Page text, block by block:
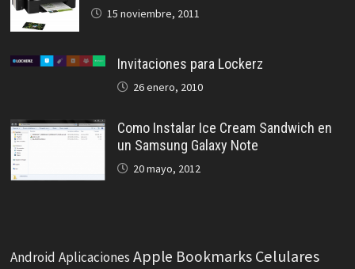
15 noviembre, 2011
Invitaciones para Lockerz
26 enero, 2010
Como Instalar Ice Cream Sandwich en
un Samsung Galaxy Note
20 mayo, 2012
Android Aplicaciones Apple Bookmarks Celulares